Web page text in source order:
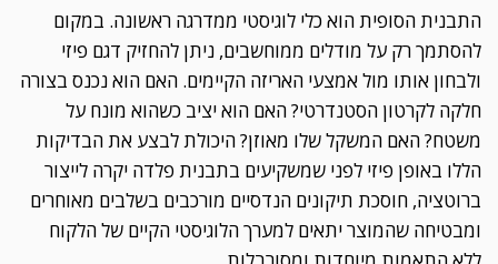
התבנית הסופית הוא כלי לוגיסטי ממדרגה ראשונה. במקום
להסתמך רק על מודלים ממוחשבים, ניתן להחזיק דגם פיזי
ולבחון אותו מול אמצעי האריזה הקיימים. האם הוא נכנס בצורה
חלקה לקרטון הסטנדרטי? האם הוא יציב כשהוא מונח על
משטח? האם המשקל שלו מאוזן? היכולת לבצע את הבדיקות
הללו באופן פיזי לפני שמשקיעים בתבנית פלדה יקרה לייצור
ברוטציה, חוסכת תיקונים הנדסיים מורכבים בשלבים מאוחרים
ומבטיחה שהמוצר יתאים למערך הלוגיסטי הקיים של הלקוח